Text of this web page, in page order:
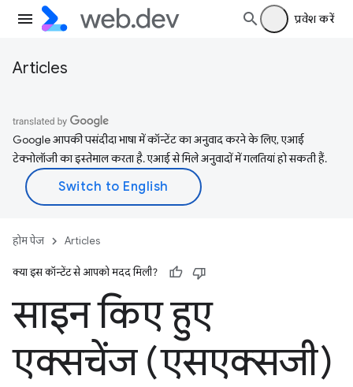
प्रवेश करें
Articles
Google आपकी पसंदीदा भाषा में कॉन्टेंट का अनुवाद करने के लिए, एआई
टेक्नोलॉजी का इस्तेमाल करता है. एआई से मिले अनुवादों में गलतियां हो सकती हैं.
होम पेज Articles
क्या इस कॉन्टेंट से आपको मदद मिली?
साइन किए हुए
एक्सचेंज (एसएक्सजी)